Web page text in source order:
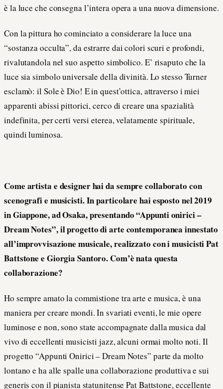
è la luce che consegna l’intera opera a una nuova dimensione.
Con la pittura ho cominciato a considerare la luce una
“sostanza occulta”, da estrarre dai colori scuri e profondi,
rivalutandola nel suo aspetto simbolico. E’ risaputo che la
luce sia simbolo universale della divinità. Lo stesso Turner
esclamò: il Sole è Dio! E in quest’ottica, attraverso i miei
apparenti abissi pittorici, cerco di creare una spazialità
indefinita, per certi versi eterea, velatamente spirituale,
quindi luminosa.
Come artista e designer hai da sempre collaborato con
scenografi e musicisti. In particolare hai esposto nel 2019
in Giappone, ad Osaka, presentando “Appunti onirici –
Dream Notes”, il progetto di arte contemporanea innestato
all’improvvisazione musicale, realizzato con i musicisti Pat
Battstone e Giorgia Santoro. Com’è nata questa
collaborazione?
Ho sempre amato la commistione tra arte e musica, è una
maniera per creare mondi. In svariati eventi, le mie opere
luminose e non, sono state accompagnate dalla musica dal
vivo di eccellenti musicisti jazz, alcuni ormai molto noti. Il
progetto “Appunti Onirici – Dream Notes” parte da molto
lontano e ha alle spalle una collaborazione produttiva e sui
generis con il pianista statunitense Pat Battstone, eccellente